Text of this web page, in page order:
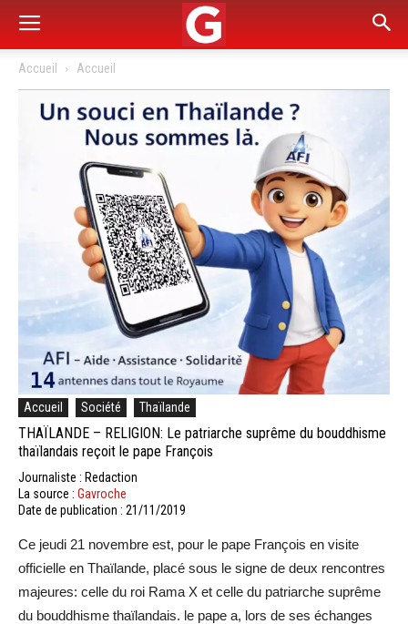
Accueil Accueil
Accueil Société Thaïlande
THAÏLANDE – RELIGION: Le patriarche suprême du bouddhisme
thaïlandais reçoit le pape François
Journaliste : Redaction
La source : Gavroche
Date de publication : 21/11/2019
Ce jeudi 21 novembre est, pour le pape François en visite
officielle en Thaïlande, placé sous le signe de deux rencontres
majeures: celle du roi Rama X et celle du patriarche suprême
du bouddhisme thaïlandais. le pape a, lors de ses échanges